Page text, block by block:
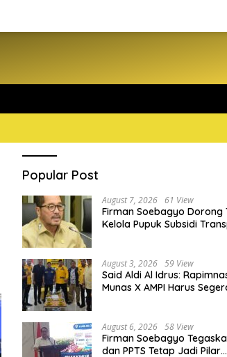
Popular Post
August 7, 2026 61 View
Firman Soebagyo Dorong
Kelola Pupuk Subsidi
August 3, 2026 59 View
Said Aldi Al Idrus:
Munas X AMPI Harus
August 6, 2026 58 View
Firman Soebagyo
dan PPTS Tetap Jadi Pilar